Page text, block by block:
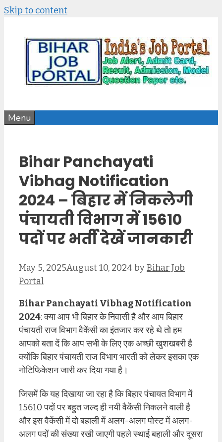
Skip to content
Menu
Bihar Panchayati
Vibhag Notification
2024 – बिहार में निकलेगी
पंचायती विभाग में 15610
पदों पर भर्ती देखें जानकारी
May 5, 2025August 10, 2024byBihar Job
Portal
Bihar Panchayati Vibhag Notification
2024: क्या आप भी बिहार के निवासी है और आप बिहार
पंचायती राज विभाग वैकेंसी का इंतजार कर रहे थे तो हम
आपको बता दें कि आप सभी के लिए एक अच्छी खुशखबरी है
क्योंकि बिहार पंचायती राज विभाग भारती को लेकर इसका एक
नोटिफिकेशन जारी कर दिया गया है।
जिसमें कि यह दिखाया जा रहा है कि बिहार पंचायत विभाग में
15610 पदों पर बहुत जल्द ही नयी वैकेंसी निकलने वाली है
और इस वैकेंसी में दो बहाली में अलग-अलग पोस्ट में अलग-
अलग पदों की संख्या रखी जाएगी पहले स्थाई बहाली और दूसरा